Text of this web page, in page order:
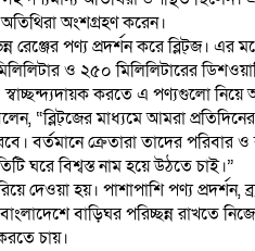
অংশগ্রহণ করেন।
রেঞ্জের পণ্য প্রদর্শন করে ব্লিট্‌জ।
ও ২৫০ মিলিলিটারের
করতে এ পণ্যগুলো নিয়ে
“ব্লিট্‌জের মাধ্যমে আমরা
বর্তমানে ক্রেতারা তাদের
ঘরে বিশ্বস্ত নাম হয়ে উঠতে চাই।”
দেওয়া হয়। পাশাপাশি পণ্য
বাড়িঘর পরিচ্ছন্ন রাখতে
চায়।